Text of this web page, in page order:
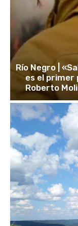
Río Negro |
es el primer
Roberto